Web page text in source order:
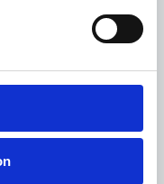
nouvelle note de
dépenses